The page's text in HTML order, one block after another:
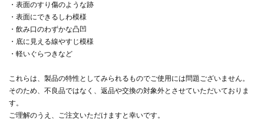
・表面のすり傷のような跡
・表面にできるしわ模様
・飲み口のわずかな凸凹
・底に見える線やすじ模様
・軽いぐらつきなど
これらは、製品の特性としてみられるものでご使用には問題ございません。
そのため、不良品ではなく、返品や交換の対象外とさせていただいておりま
す。
ご理解のうえ、ご注文いただけますと幸いです。